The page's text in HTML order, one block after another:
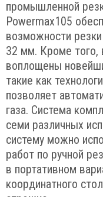
промышленной
Powermax105
возможности
32 мм. Кроме того,
воплощены
такие как
позволяет
газа. Система
семи различных
систему можно
работ по ручной
в портативном
координатного